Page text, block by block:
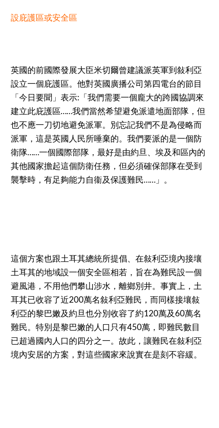
設庇護區或安全區
英國的前國際發展大臣米切爾曾建議派英軍到敍利亞
設立一個庇護區。他對英國廣播公司第四電台的節目
「今日要聞」表示:「我們需要一個龐大的跨國協調來
建立此庇護區……我們當然希望避免派遣地面部隊，但
也不應一刀切地避免派軍。別忘記我們不是為侵略而
派軍，這是英國人民所唾棄的。我們要派的是一個防
衛隊……一個國際部隊，最好是由約旦、埃及和區內的
其他國家擔起這個防衛任務，但必須確保部隊在受到
襲擊時，有足夠能力自衞及保護難民……」。
這個方案也跟土耳其總統所提倡、在敍利亞境內接壤
土耳其的地域設一個安全區相若，旨在為難民設一個
避風港，不用他們攀山涉水，離鄉別井。事實上，土
耳其已收容了近200萬名敍利亞難民，而同樣接壤敍
利亞的黎巴嫩及約旦也分別收容了約120萬及60萬名
難民。特別是黎巴嫩的人口只有450萬，即難民數目
已超過國內人口的四分之一。故此，讓難民在敍利亞
境內安居的方案，對這些國家來說實在是刻不容緩。